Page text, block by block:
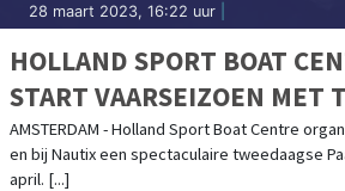
28 maart 2023, 16:22 uur
HOLLAND SPORT BOAT
START VAARSEIZOEN MET
PAAS BOTENSHOW
AMSTERDAM - Holland Sport Boat Centre
en bij Nautix een spectaculaire tweedaagse
april. [...]